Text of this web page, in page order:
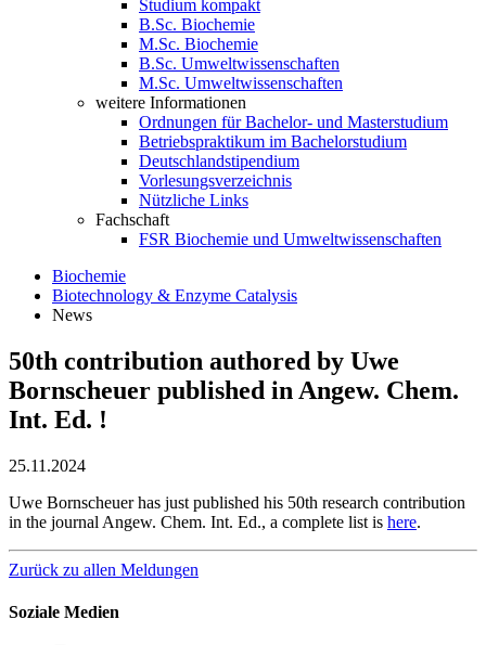
Studium kompakt
B.Sc. Biochemie
M.Sc. Biochemie
B.Sc. Umweltwissenschaften
M.Sc. Umweltwissenschaften
weitere Informationen
Ordnungen für Bachelor- und Masterstudium
Betriebspraktikum im Bachelorstudium
Deutschlandstipendium
Vorlesungsverzeichnis
Nützliche Links
Fachschaft
FSR Biochemie und Umweltwissenschaften
Biochemie
Biotechnology & Enzyme Catalysis
News
50th contribution authored by Uwe
Bornscheuer published in Angew. Chem.
Int. Ed. !
25.11.2024
Uwe Bornscheuer has just published his 50th research contribution
in the journal Angew. Chem. Int. Ed., a complete list is here.
Zurück zu allen Meldungen
Soziale Medien